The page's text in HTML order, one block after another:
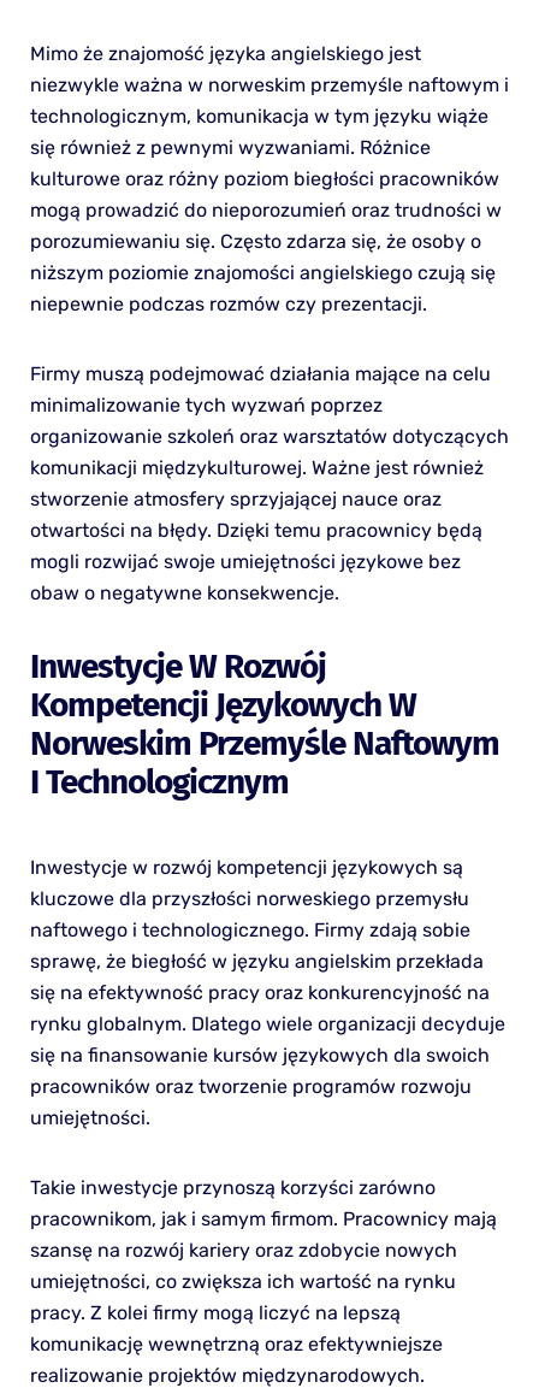
Mimo że znajomość języka angielskiego jest
niezwykle ważna w norweskim przemyśle naftowym i
technologicznym, komunikacja w tym języku wiąże
się również z pewnymi wyzwaniami. Różnice
kulturowe oraz różny poziom biegłości pracowników
mogą prowadzić do nieporozumień oraz trudności w
porozumiewaniu się. Często zdarza się, że osoby o
niższym poziomie znajomości angielskiego czują się
niepewnie podczas rozmów czy prezentacji.
Firmy muszą podejmować działania mające na celu
minimalizowanie tych wyzwań poprzez
organizowanie szkoleń oraz warsztatów dotyczących
komunikacji międzykulturowej. Ważne jest również
stworzenie atmosfery sprzyjającej nauce oraz
otwartości na błędy. Dzięki temu pracownicy będą
mogli rozwijać swoje umiejętności językowe bez
obaw o negatywne konsekwencje.
Inwestycje W Rozwój
Kompetencji Językowych W
Norweskim Przemyśle Naftowym
I Technologicznym
Inwestycje w rozwój kompetencji językowych są
kluczowe dla przyszłości norweskiego przemysłu
naftowego i technologicznego. Firmy zdają sobie
sprawę, że biegłość w języku angielskim przekłada
się na efektywność pracy oraz konkurencyjność na
rynku globalnym. Dlatego wiele organizacji decyduje
się na finansowanie kursów językowych dla swoich
pracowników oraz tworzenie programów rozwoju
umiejętności.
Takie inwestycje przynoszą korzyści zarówno
pracownikom, jak i samym firmom. Pracownicy mają
szansę na rozwój kariery oraz zdobycie nowych
umiejętności, co zwiększa ich wartość na rynku
pracy. Z kolei firmy mogą liczyć na lepszą
komunikację wewnętrzną oraz efektywniejsze
realizowanie projektów międzynarodowych.